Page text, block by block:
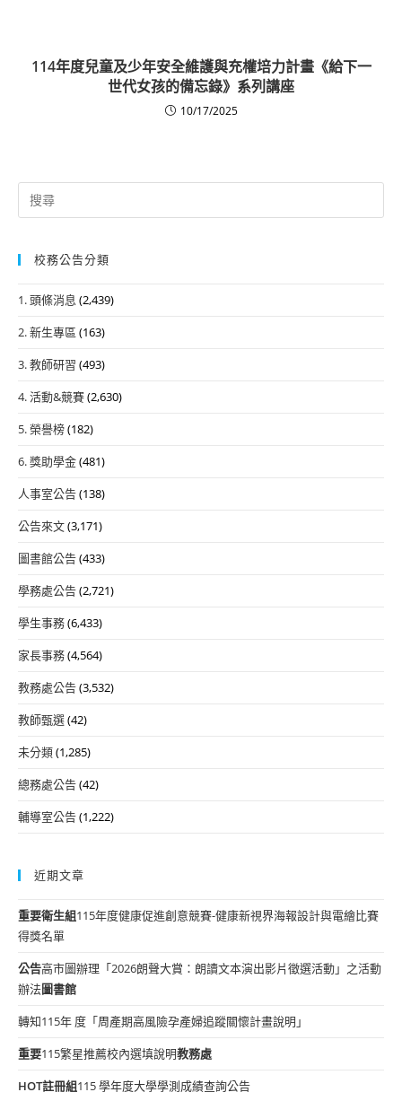
114年度兒童及少年安全維護與充權培力計畫《給下一
世代女孩的備忘錄》系列講座
10/17/2025
Search
for:
校務公告分類
1. 頭條消息 (2,439)
2. 新生專區 (163)
3. 教師研習 (493)
4. 活動&競賽(2,630)
5. 榮譽榜(182)
6. 獎助學金(481)
人事室公告(138)
公告來文(3,171)
圖書館公告(433)
學務處公告(2,721)
學生事務(6,433)
家長事務(4,564)
教務處公告(3,532)
教師甄選(42)
未分類(1,285)
總務處公告(42)
輔導室公告(1,222)
近期文章
重要衛生組115年度健康促進創意競賽-健康新視界海報設計與電繪比賽
得獎名單
公告高市圖辦理「2026朗聲大賞：朗讀文本演出影片徵選活動」之活動
辦法圖書館
轉知115年 度「周產期高風險孕產婦追蹤關懷計畫說明」
重要115繁星推薦校內選填說明教務處
HOT註冊組115 學年度大學學測成績查詢公告